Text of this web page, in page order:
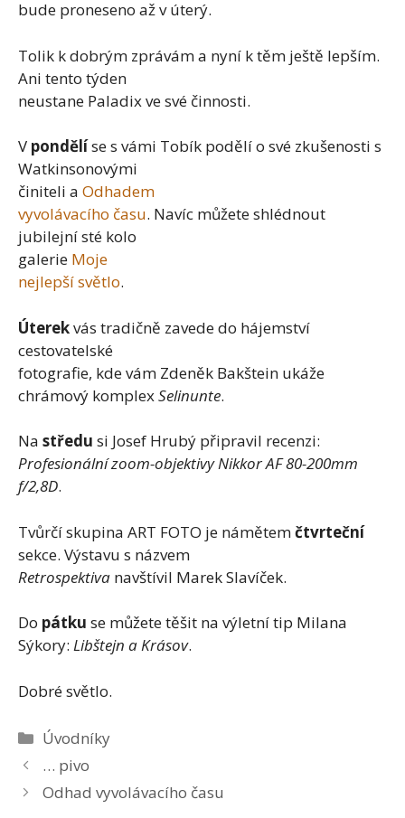
bude proneseno až v úterý.
Tolik k dobrým zprávám a nyní k těm ještě lepším.
Ani tento týden
neustane Paladix ve své činnosti.
V pondělíse s vámi Tobík podělí o své zkušenosti s
Watkinsonovými
činiteli a Odhadem
vyvolávacího času. Navíc můžete shlédnout
jubilejní sté kolo
galerie Moje
nejlepší světlo.
Úterekvás tradičně zavede do hájemství
cestovatelské
fotografie, kde vám Zdeněk Bakštein ukáže
chrámový komplexSelinunte.
Na středu si Josef Hrubý připravil recenzi:
Profesionální zoom-objektivy Nikkor AF 80-200mm
f/2,8D.
Tvůrčí skupina ART FOTO je námětemčtvrteční
sekce. Výstavu s názvem
Retrospektiva navštívil Marek Slavíček.
Do pátku se můžete těšit na výletní tip Milana
Sýkory: Libštejn a Krásov.
Dobré světlo.
Rubriky
Úvodníky
… pivo
Odhad vyvolávacího času